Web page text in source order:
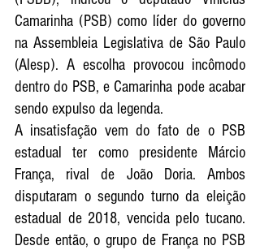
Camarinha (PSB) como líder do governo
na Assembleia Legislativa de São Paulo
(Alesp). A escolha provocou incômodo
dentro do PSB, e Camarinha pode acabar
sendo expulso da legenda.
A insatisfação vem do fato de o PSB
estadual ter como presidente Márcio
França, rival de João Doria. Ambos
disputaram o segundo turno da eleição
estadual de 2018, vencida pelo tucano.
Desde então, o grupo de França no PSB